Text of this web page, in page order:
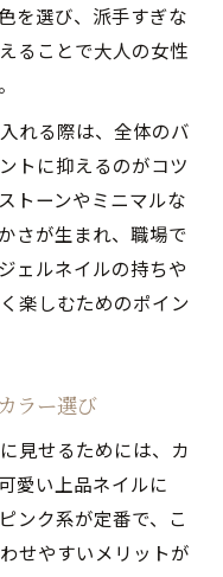
を選び、派手すぎな
ることで大人の女性
れる際は、全体のバ
トに抑えるのがコツ
トーンやミニマルな
さが生まれ、職場で
ェルネイルの持ちや
楽しむためのポイン
ラー選び
見せるためには、カ
愛い上品ネイルに
ンク系が定番で、こ
せやすいメリットが